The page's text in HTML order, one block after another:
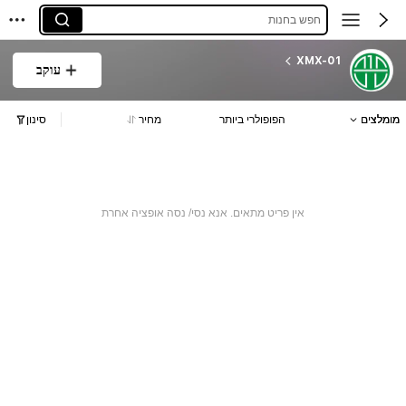
חפש בחנות
XMX-01
עוקב
מומלצים הפופולרי ביותר מחיר סינון
אין פריט מתאים. אנא נסי/ נסה אופציה אחרת